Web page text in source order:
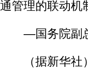
通管理的联动机
—国务院副
（据新华社）